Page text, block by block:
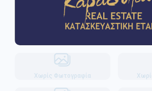
Χωρίς Φωτογραφία